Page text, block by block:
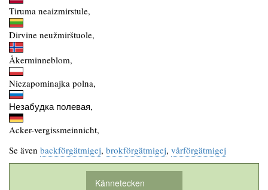
Tiruma neaizmirstule,
Dirvine neužmirštuole,
Åkerminneblom,
Niezapominajka polna,
Незабудка полевая,
Acker-vergissmeinnicht,
Se även backförgätmigej, brokförgätmigej, vårförgätmigej
Kännetecken